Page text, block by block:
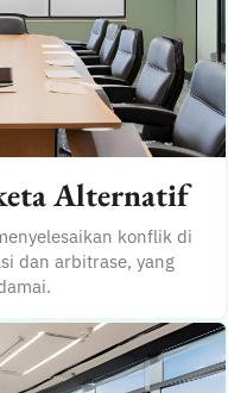
Alternatif
konflik di
dan arbitrase, yang